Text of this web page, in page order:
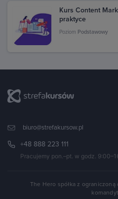
Kurs Content
praktyce
Poziom Podstawowy
biuro@strefakursow.pl
+48 888 223 111
Pracujemy pon.–pt. w godz.
The Hero spółka z